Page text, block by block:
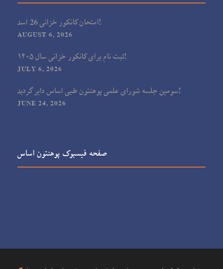
امتحان کانکور خزانی 26 اسد!
AUGUST 6, 2026
ثبت نام برای کانکور خزانی سال ۱۴۰۵!
JULY 6, 2026
سومین جلسه شورای علمی پوهنتون طبی اساس دایر گردید!
JUNE 24, 2026
صفحه فیسبوک پوهنتون اساس